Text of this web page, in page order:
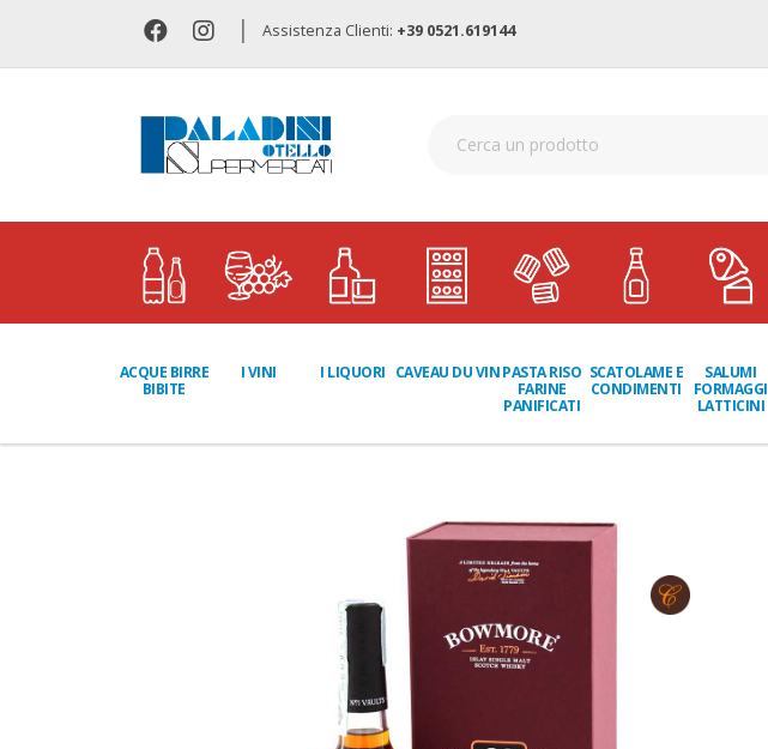
| Assistenza Clienti: +39 0521.619144
ACQUE BIRRE
BIBITE
I VINI I LIQUORI CAVEAU DU VINPASTA RISO
FARINE
PANIFICATI
SCATOLAME E
CONDIMENTI
SALUMI
FORMAGGI
LATTICINI